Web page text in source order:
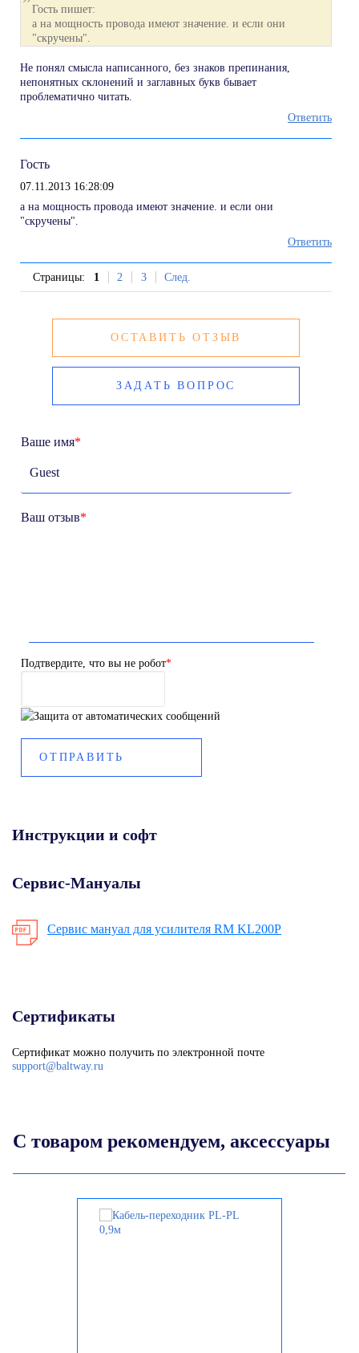
Гость пишет:
а на мощность провода имеют значение. и если они
"скручены".
Не понял смысла написанного, без знаков препинания,
непонятных склонений и заглавных букв бывает
проблематично читать.
Ответить
Гость
07.11.2013 16:28:09
а на мощность провода имеют значение. и если они
"скручены".
Ответить
Страницы: 1 2 3 След.
ОСТАВИТЬ ОТЗЫВ
ЗАДАТЬ ВОПРОС
Ваше имя*
Ваш отзыв*
Подтвердите, что вы не робот*
Инструкции и софт
Сервис-Мануалы
Сервис мануал для усилителя RM KL200P
Сертификаты
Сертификат можно получить по электронной почте
support@baltway.ru
С товаром рекомендуем, аксессуары